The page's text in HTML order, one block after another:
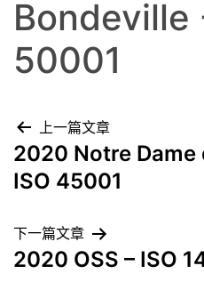
Bondeville
50001
上一篇文章
2020 Notre Dame
ISO 45001
下一篇文章
2020 OSS – ISO